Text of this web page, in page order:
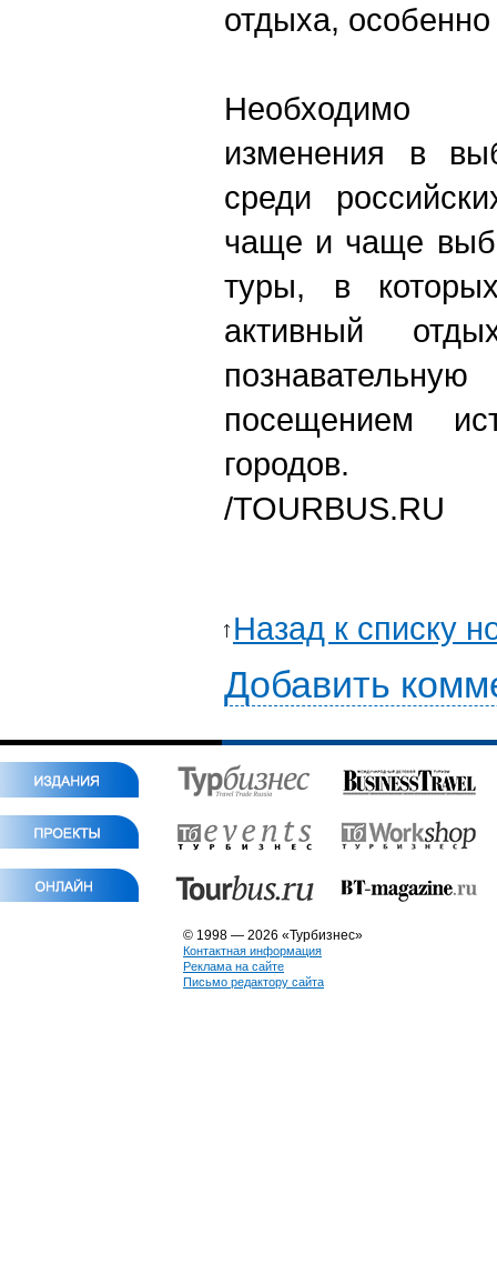
отдыха,
Необходимо
изменения в
среди
чаще и чаще
туры, в
активный
посещением
городов.
/TOURBUS.RU
Назад к списку
Добавить
© 1998 — 2026 «Турбизнес»
Контактная информация
Реклама на сайте
Письмо редактору сайта